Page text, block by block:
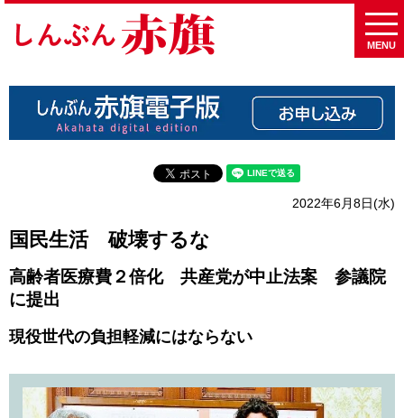
MENU
2022年6月8日(水)
国民生活 破壊するな
高齢者医療費２倍化 共産党が中止法案 参議院
に提出
現役世代の負担軽減にはならない